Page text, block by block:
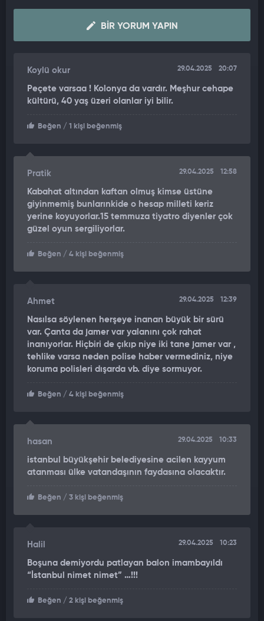
BIR YORUM YAPIN
Koylü okur 29.04.2025 20:07
Peçete varsaa ! Kolonya da vardır. Meşhur cehape
kültürü, 40 yaş üzeri olanlar iyi bilir.
Beğen / 1 kişi beğenmiş
Pratik 29.04.2025 12:58
Kabahat altından kaftan olmuş kimse üstüne
giyinmemiş bunlarınkide o hesap milleti keriz
yerine koyuyorlar.15 temmuza tiyatro diyenler çok
güzel oyun sergiliyorlar.
Beğen / 4 kişi beğenmiş
Ahmet 29.04.2025 12:39
Nasılsa söylenen herşeye inanan büyük bir sürü
var. Çanta da jamer var yalanını çok rahat
inanıyorlar. Hiçbiri de çıkıp niye iki tane jamer var ,
tehlike varsa neden polise haber vermediniz, niye
koruma polisleri dışarda vb. diye sormuyor.
Beğen / 4 kişi beğenmiş
hasan 29.04.2025 10:33
istanbul büyükşehir belediyesine acilen kayyum
atanması ülke vatandaşının faydasına olacaktır.
Beğen / 3 kişi beğenmiş
Halil 29.04.2025 10:23
Boşuna demiyordu patlayan balon imambayıldı
“İstanbul nimet nimet” …!!!
Beğen / 2 kişi beğenmiş